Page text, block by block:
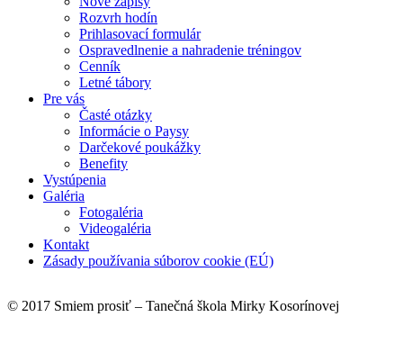
Rozvrh hodín
Prihlasovací formulár
Ospravedlnenie a nahradenie tréningov
Cenník
Letné tábory
Pre vás
Časté otázky
Informácie o Paysy
Darčekové poukážky
Benefity
Vystúpenia
Galéria
Fotogaléria
Videogaléria
Kontakt
Zásady používania súborov cookie (EÚ)
© 2017 Smiem prosiť – Tanečná škola Mirky Kosorínovej